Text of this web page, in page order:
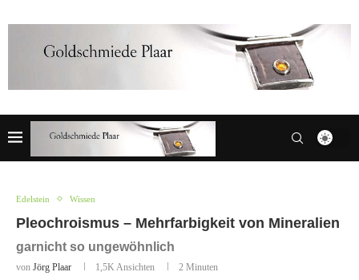
Edelstein Wissen
Pleochroismus – Mehrfarbigkeit von Mineralien
garnicht so ungewöhnlich
von Jörg Plaar 1,5K Ansichten 2 Minuten